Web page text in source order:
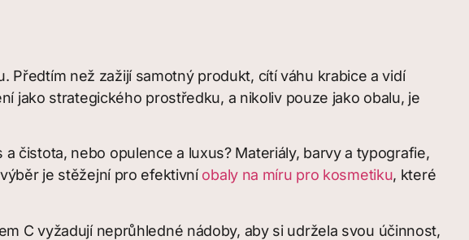
Předtím než zažijí samotný produkt, cítí váhu krabice a vidí
jako strategického prostředku, a nikoliv pouze jako obalu, je
čistota, nebo opulence a luxus? Materiály, barvy a typografie,
je stěžejní pro efektivníobaly na míru pro kosmetiku, které
C vyžadují neprůhledné nádoby, aby si udržela svou účinnost,